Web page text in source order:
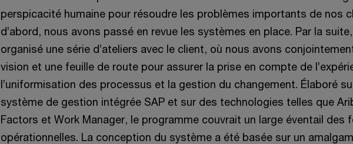
perspicacité humaine pour résoudre les problèmes importants de nos
d’abord, nous avons passé en revue les systèmes en place. Par la suite,
organisé une série d’ateliers avec le client, où nous avons conjointement
vision et une feuille de route pour assurer la prise en compte de
l’uniformisation des processus et la gestion du changement. Élaboré
système de gestion intégrée SAP et sur des technologies telles que
Factors et Work Manager, le programme couvrait un large éventail des
opérationnelles. La conception du système a été basée sur un